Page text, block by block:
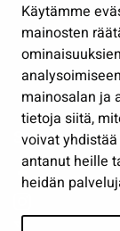
Käytämme
mainosten
mainosalan ja
tietoja siitä,
voivat
antanut heille
heidän
Työ ja
Osallistu ja asioi
Näytä omat
Seuraa meitä